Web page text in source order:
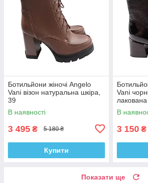
Ботильйони жіночі Angelo
Vani візон натуральна шкіра,
39
В наявності
3 495 ₴ 5 180 ₴
Купити
Vani
В
3 150 ₴
Показати ще